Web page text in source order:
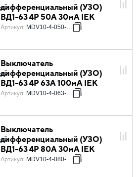
дифференциальный (УЗО)
ВД1-63 4Р 50А 30мА IEK
Артикул: MDV10-4-050-030
Выключатель
дифференциальный (УЗО)
ВД1-63 4Р 63А 100мА IEK
Артикул: MDV10-4-063-100
Выключатель
дифференциальный (УЗО)
ВД1-63 4Р 80А 30мА IEK
Артикул: MDV10-4-080-030